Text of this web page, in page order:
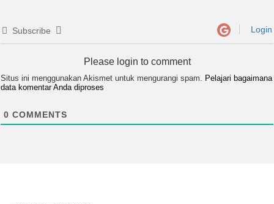
Subscribe Login
Please login to comment
Situs ini menggunakan Akismet untuk mengurangi spam. Pelajari bagaimana
data komentar Anda diproses
0 COMMENTS